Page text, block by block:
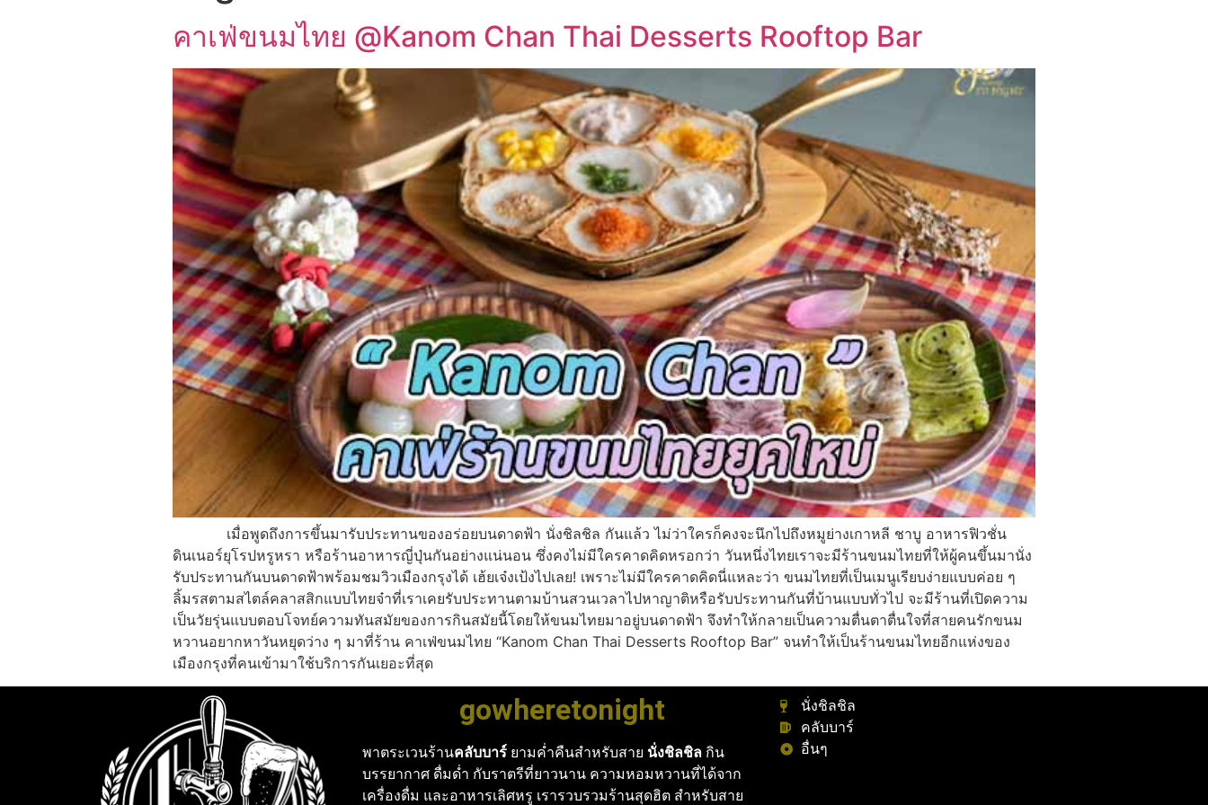
คาเฟ่ขนมไทย @Kanom Chan Thai Desserts Rooftop Bar
เมื่อพูดถึงการขึ้นมารับประทานของอร่อยบนดาดฟ้า นั่งชิลชิล กันแล้ว ไม่ว่าใครก็คงจะนึกไปถึงหมูย่างเกาหลี ชาบู อาหารฟิวชั่น
ดินเนอร์ยุโรปหรูหรา หรือร้านอาหารญี่ปุ่นกันอย่างแน่นอน ซึ่งคงไม่มีใครคาดคิดหรอกว่า วันหนึ่งไทยเราจะมีร้านขนมไทยที่ให้ผู้คนขึ้นมานั่ง
รับประทานกันบนดาดฟ้าพร้อมชมวิวเมืองกรุงได้ เฮ้ยเจ๋งเป้งไปเลย! เพราะไม่มีใครคาดคิดนี่แหละว่า ขนมไทยที่เป็นเมนูเรียบง่ายแบบค่อย ๆ
ลิ้มรสตามสไตล์คลาสสิกแบบไทยจ๋าที่เราเคยรับประทานตามบ้านสวนเวลาไปหาญาติหรือรับประทานกันที่บ้านแบบทั่วไป จะมีร้านที่เปิดความ
เป็นวัยรุ่นแบบตอบโจทย์ความทันสมัยของการกินสมัยนี้โดยให้ขนมไทยมาอยู่บนดาดฟ้า จึงทำให้กลายเป็นความตื่นตาตื่นใจที่สายคนรักขนม
หวานอยากหาวันหยุดว่าง ๆ มาที่ร้าน คาเฟ่ขนมไทย “Kanom Chan Thai Desserts Rooftop Bar” จนทำให้เป็นร้านขนมไทยอีกแห่งของ
เมืองกรุงที่คนเข้ามาใช้บริการกันเยอะที่สุด
gowheretonight
พาตระเวนร้านคลับบาร์ยามค่ำคืนสำหรับสาย นั่งชิลชิลกิน
บรรยากาศ ดื่มด่ำ กับราตรีที่ยาวนาน ความหอมหวานที่ได้จาก
เครื่องดื่ม และอาหารเลิศหรู เรารวบรวมร้านสุดฮิต สำหรับสาย
นั่งชิลชิล
คลับบาร์
อื่นๆ